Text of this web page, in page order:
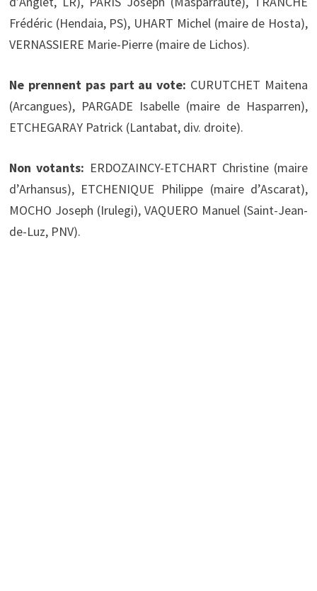
Frédéric (Hendaia, PS), UHART Michel (maire de Hosta),
VERNASSIERE Marie-Pierre (maire de Lichos).
Ne prennent pas part au vote: CURUTCHET Maitena
(Arcangues), PARGADE Isabelle (maire de Hasparren),
ETCHEGARAY Patrick (Lantabat, div. droite).
Non votants: ERDOZAINCY-ETCHART Christine (maire
d’Arhansus), ETCHENIQUE Philippe (maire d’Ascarat),
MOCHO Joseph (Irulegi), VAQUERO Manuel (Saint-Jean-
de-Luz, PNV).